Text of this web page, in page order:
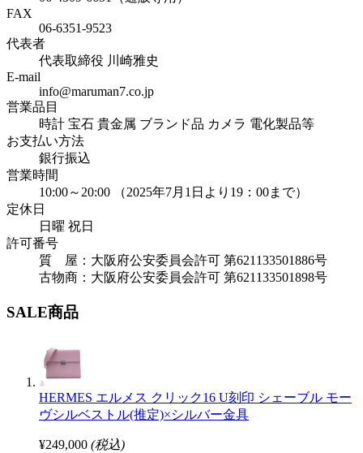
FAX
06-6351-9523
代表者
代表取締役 川崎雅史
E-mail
info@maruman7.co.jp
営業品目
時計 宝石 貴金属 ブランド品 カメラ 電化製品等
お支払い方法
銀行振込
営業時間
10:00～20:00 （2025年7月1日より19：00まで）
定休日
日曜 祝日
許可番号
質 屋：大阪府公安委員会許可 第621133501886号
古物商：大阪府公安委員会許可 第621133501898号
SALE商品
HERMES エルメス クリック16 U刻印 シェーブル モー
ヴシルベストル(推定)×シルバー金具
¥249,000 (税込)